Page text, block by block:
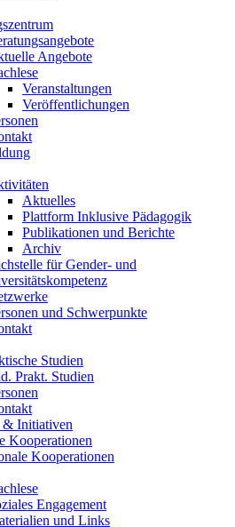
Angebote
Veranstaltungen
Veröffentlichungen
Aktuelles
Plattform Inklusive Pädagogik
Publikationen und Berichte
Archiv
für Gender- und
und Schwerpunkte
Studien
Prakt. Studien
& Initiativen
Kooperationen
Kooperationen
Engagement
und Links